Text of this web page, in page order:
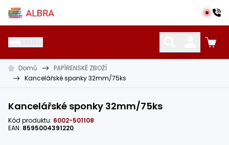
Přeskočit na hlavní obsah
Albra s.r.o.
KATALOG UČEBNIC CIZÍ JAZYKY
Domů
PAPÍRENSKÉ ZBOŽÍ
Kancelářské sponky 32mm/75ks
Kancelářské sponky 32mm/75ks
Kód produktu: 6002-501108
EAN: 8595004391220